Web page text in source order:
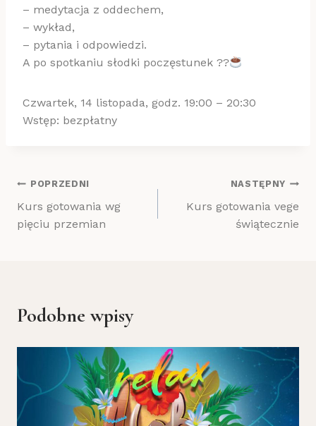
– medytacja z oddechem,
– wykład,
– pytania i odpowiedzi.
A po spotkaniu słodki poczęstunek ??
Czwartek, 14 listopada, godz. 19:00 – 20:30
Wstęp: bezpłatny
Nawigacja
wpisu
POPRZEDNI
Kurs gotowania wg
pięciu przemian
NASTĘPNY
Kurs gotowania vege
świątecznie
Podobne wpisy